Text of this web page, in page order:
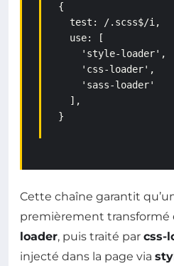
{
  test: /.scss$/i,
  use: [
'style-loader',
'css-loader',
'sass-loader'
  ],
Cette chaîne garantit
premièrement transformé
loader, puis traité par css-
injecté dans la page via